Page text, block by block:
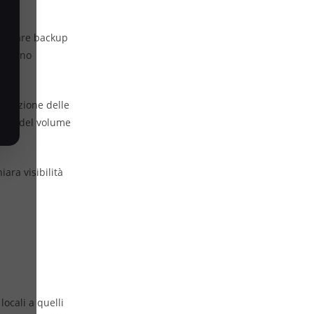
backup
sono
delle
del volume
visibilità
a quelli